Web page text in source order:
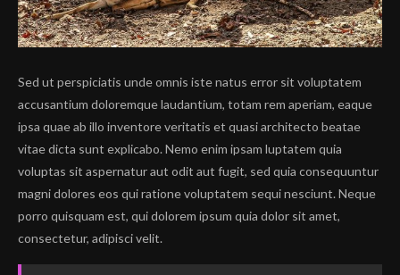
Sed ut perspiciatis unde omnis iste natus error sit voluptatem
accusantium doloremque laudantium, totam rem aperiam, eaque
ipsa quae ab illo inventore veritatis et quasi architecto beatae
vitae dicta sunt explicabo. Nemo enim ipsam luptatem quia
voluptas sit aspernatur aut odit aut fugit, sed quia consequuntur
magni dolores eos qui ratione voluptatem sequi nesciunt. Neque
porro quisquam est, qui dolorem ipsum quia dolor sit amet,
consectetur, adipisci velit.